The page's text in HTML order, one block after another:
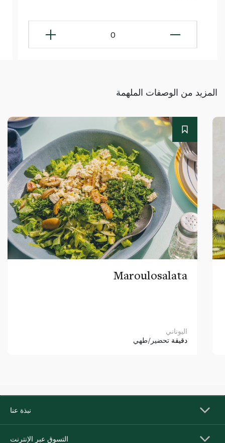
0
المزيد من الوصفات الملهمة
Maroulosalata
اليوناني
دقيقة تحضير/طهي
نبذة عنا
التسوق عبر الإنترنت